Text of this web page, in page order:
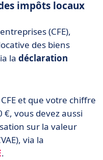
impôts locaux
(CFE),
des biens
la déclaration
et que votre chiffre
€, vous devez aussi
sur la valeur
via la
.